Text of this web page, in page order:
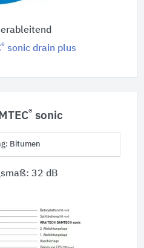
® sonic drain plus
® sonic
Bitumen
32 dB